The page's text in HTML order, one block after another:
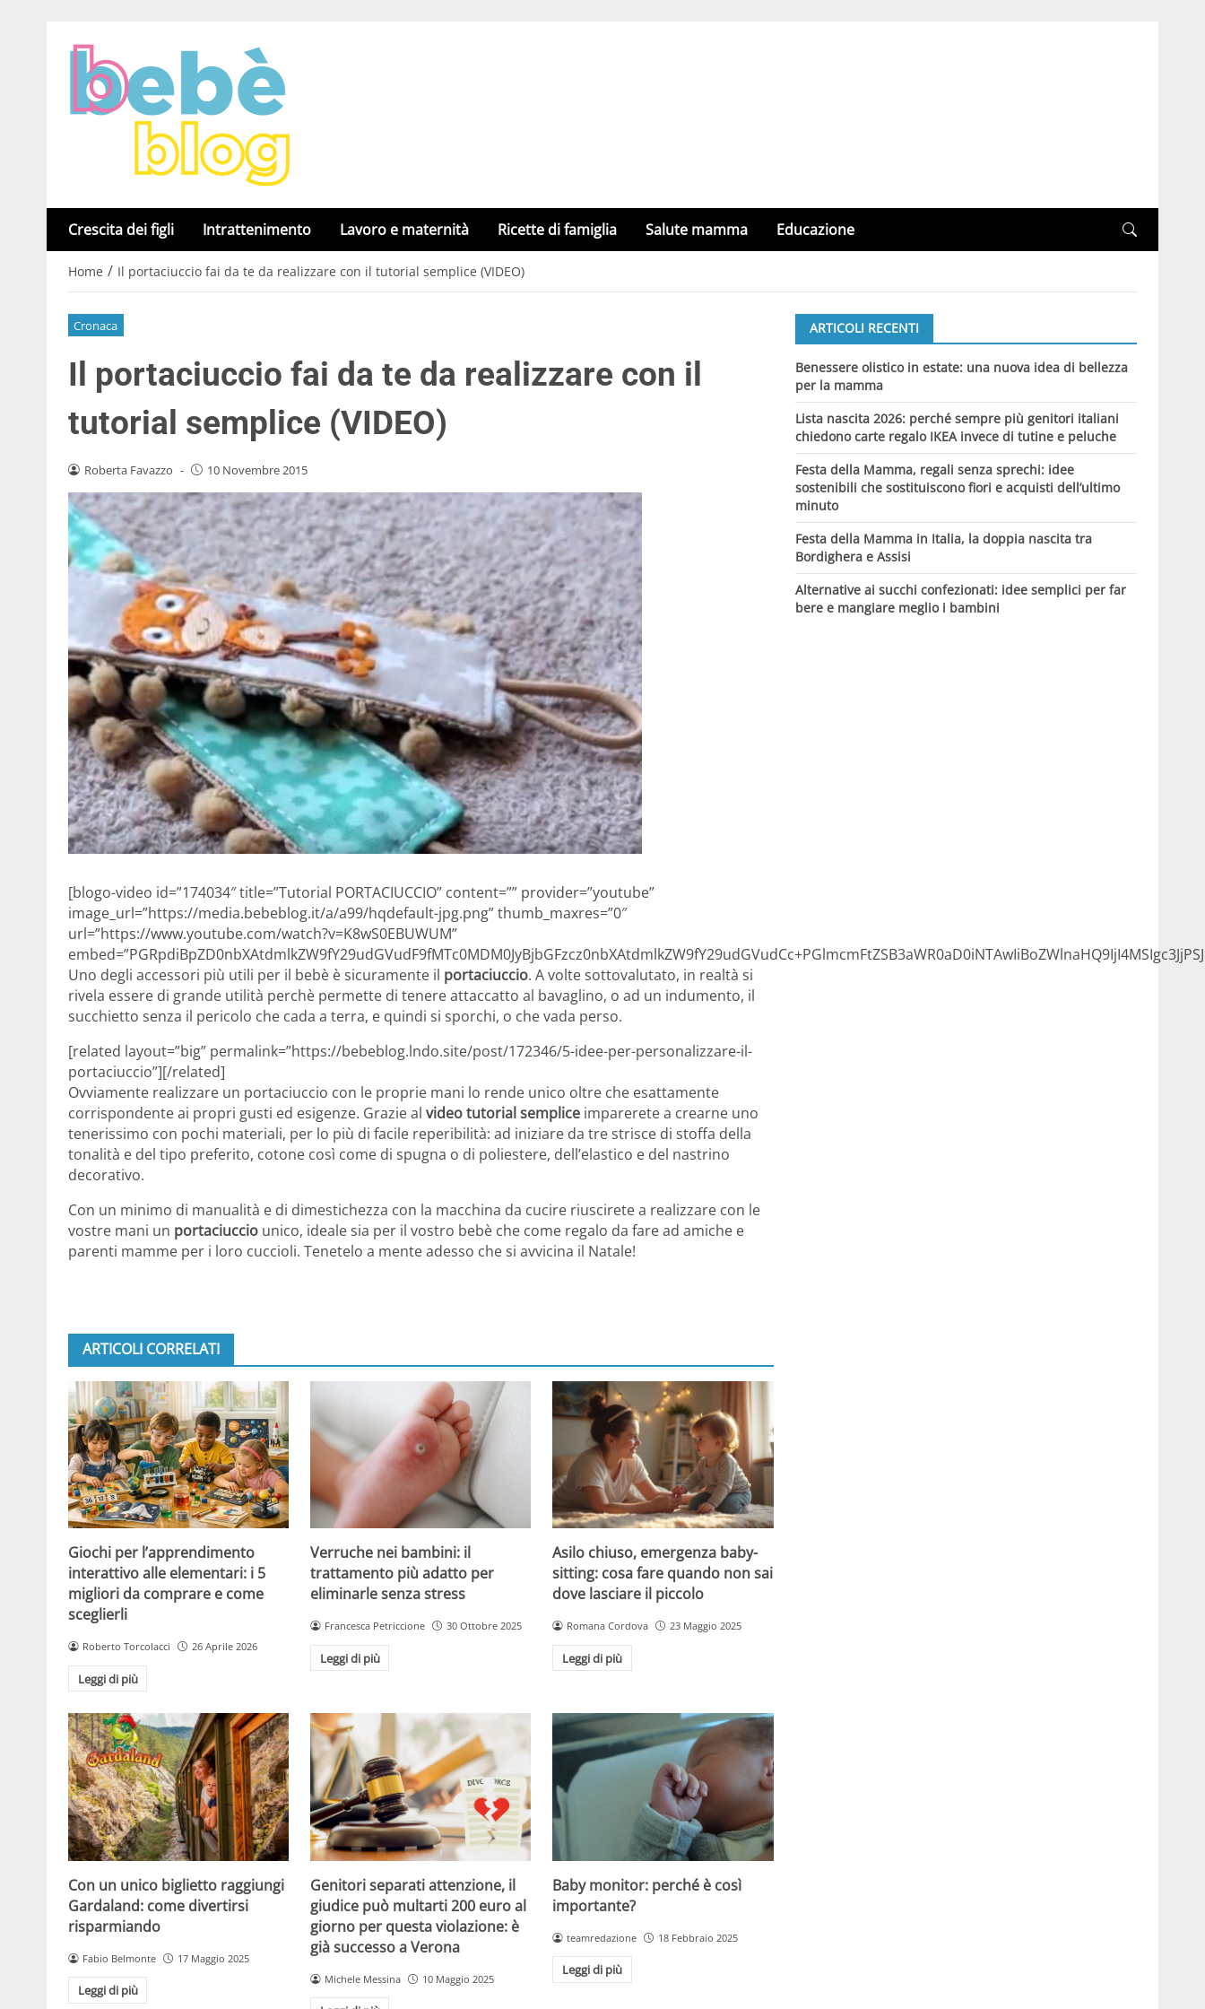
Crescita dei figli Intrattenimento Lavoro e maternità Ricette di famiglia Salute mamma Educazione
Home / Il portaciuccio fai da te da realizzare con il tutorial semplice (VIDEO)
Cronaca
Il portaciuccio fai da te da realizzare con il
tutorial semplice (VIDEO)
Roberta Favazzo - 10 Novembre 2015
[blogo-video id=”174034″ title=”Tutorial PORTACIUCCIO” content=”” provider=”youtube”
image_url=”https://media.bebeblog.it/a/a99/hqdefault-jpg.png” thumb_maxres=”0″
url=”https://www.youtube.com/watch?v=K8wS0EBUWUM”
Uno degli accessori più utili per il bebè è sicuramente il portaciuccio. A volte sottovalutato, in realtà si
rivela essere di grande utilità perchè permette di tenere attaccatto al bavaglino, o ad un indumento, il
succhietto senza il pericolo che cada a terra, e quindi si sporchi, o che vada perso.
[related layout=”big” permalink=”https://bebeblog.lndo.site/post/172346/5-idee-per-personalizzare-il-
portaciuccio”][/related]
Ovviamente realizzare un portaciuccio con le proprie mani lo rende unico oltre che esattamente
corrispondente ai propri gusti ed esigenze. Grazie al video tutorial semplice imparerete a crearne uno
tenerissimo con pochi materiali, per lo più di facile reperibilità: ad iniziare da tre strisce di stoffa della
tonalità e del tipo preferito, cotone così come di spugna o di poliestere, dell’elastico e del nastrino
decorativo.
Con un minimo di manualità e di dimestichezza con la macchina da cucire riuscirete a realizzare con le
vostre mani un portaciuccio unico, ideale sia per il vostro bebè che come regalo da fare ad amiche e
parenti mamme per i loro cuccioli. Tenetelo a mente adesso che si avvicina il Natale!
ARTICOLI CORRELATI
Giochi per l’apprendimento
interattivo alle elementari: i 5
migliori da comprare e come
sceglierli
Roberto Torcolacci 26 Aprile 2026
Leggi di più
Verruche nei bambini: il
trattamento più adatto per
eliminarle senza stress
Francesca Petriccione 30 Ottobre 2025
Leggi di più
Asilo chiuso, emergenza baby-
sitting: cosa fare quando non sai
dove lasciare il piccolo
Romana Cordova 23 Maggio 2025
Leggi di più
Con un unico biglietto raggiungi
Gardaland: come divertirsi
risparmiando
Fabio Belmonte 17 Maggio 2025
Leggi di più
Genitori separati attenzione, il
giudice può multarti 200 euro al
giorno per questa violazione: è
già successo a Verona
Michele Messina 10 Maggio 2025
Baby monitor: perché è così
importante?
teamredazione 18 Febbraio 2025
Leggi di più
ARTICOLI RECENTI
Benessere olistico in estate: una nuova idea di bellezza
per la mamma
Lista nascita 2026: perché sempre più genitori italiani
chiedono carte regalo IKEA invece di tutine e peluche
Festa della Mamma, regali senza sprechi: idee
sostenibili che sostituiscono fiori e acquisti dell’ultimo
minuto
Festa della Mamma in Italia, la doppia nascita tra
Bordighera e Assisi
Alternative ai succhi confezionati: idee semplici per far
bere e mangiare meglio i bambini